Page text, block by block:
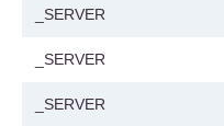
_SERVER
_SERVER
_SERVER